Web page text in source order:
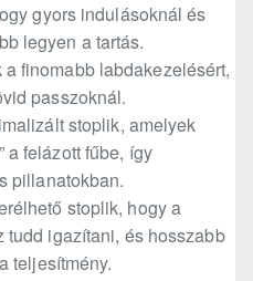
gyors indulásoknál és
legyen a tartás.
finomabb labdakezelésért,
passzoknál.
stoplik, amelyek
a felázott fűbe, így
pillanatokban.
stoplik, hogy a
igazítani, és hosszabb
teljesítmény.